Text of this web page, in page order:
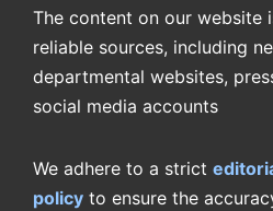
The content on our website
reliable sources, including
departmental websites,
social media accounts
We adhere to a strict
policy to ensure the